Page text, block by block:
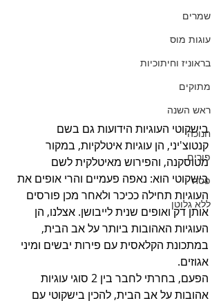
שמרים
עוגות מוס
בראוניז וחיתוכיות
מתוקים
ראש השנה
חנוכה
פורים
פסח
ללא גלוטן
בישקוטי העוגיות הידועות גם בשם
קנטוצ'יני, הן עוגיות איטלקיות, במקור
מטוסקנה, והפירוש מאיטלקית לשם
בישקוטי הוא: נאפה פעמיים והרי אופים את
העוגיות תחילה ככיכר ולאחר מכן פורסים
אותן דק ואופים שנית לייבושן. אצלנו, הן
העוגיות האהובות ביותר על אב הבית,
במתכונת הקלאסית עם פירות יבשים ומיני
אגוזים.
הפעם, בחרתי לחבר בין 2 סוגי עוגיות
אהובות על אב הבית, להכין בישקוטי עם